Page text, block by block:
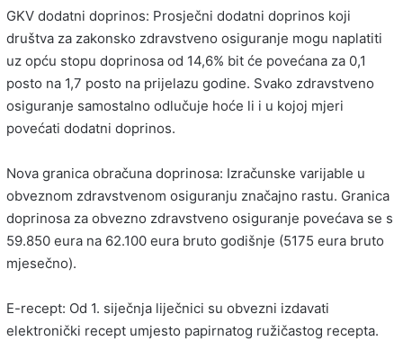
GKV dodatni doprinos: Prosječni dodatni doprinos koji
društva za zakonsko zdravstveno osiguranje mogu naplatiti
uz opću stopu doprinosa od 14,6% bit će povećana za 0,1
posto na 1,7 posto na prijelazu godine. Svako zdravstveno
osiguranje samostalno odlučuje hoće li i u kojoj mjeri
povećati dodatni doprinos.
Nova granica obračuna doprinosa: Izračunske varijable u
obveznom zdravstvenom osiguranju značajno rastu. Granica
doprinosa za obvezno zdravstveno osiguranje povećava se s
59.850 eura na 62.100 eura bruto godišnje (5175 eura bruto
mjesečno).
E-recept: Od 1. siječnja liječnici su obvezni izdavati
elektronički recept umjesto papirnatog ružičastog recepta.